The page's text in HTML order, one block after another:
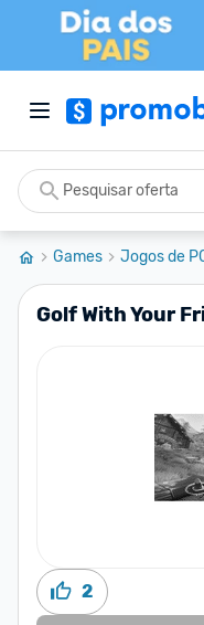
Games Jogos de
Golf With Your
2